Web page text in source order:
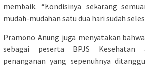
membaik. “Kondisinya sekarang
mudah-mudahan satu dua hari sudah
Pramono Anung juga menyatakan
sebagai peserta BPJS Kesehatan
penanganan yang sepenuhnya